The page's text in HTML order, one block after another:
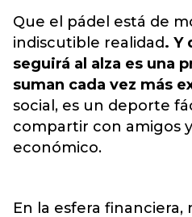
Que el pádel está de
indiscutible realidad. Y
seguirá al alza es una
suman cada vez más
social, es un deporte
compartir con amigos
económico.
En la esfera